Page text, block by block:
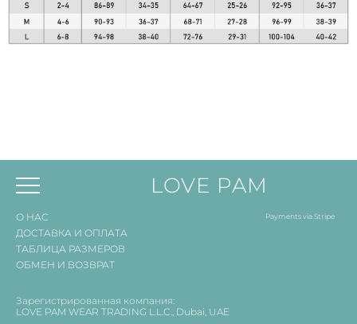
LOVE PAM
О НАС
ДОСТАВКА И ОПЛАТА
ТАБЛИЦА РАЗМЕРОВ
ОБМЕН И ВОЗВРАТ
Payments via Stripe
Зарегистрированная компания:
LOVE PAM WEAR TRADING L.L.C., Dubai, UAE